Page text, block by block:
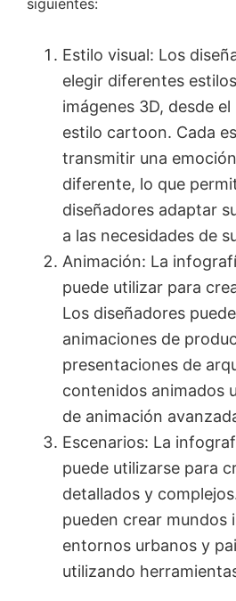
Estilo visual: Los
elegir diferentes
imágenes 3D, desde
estilo cartoon. Cada
transmitir una
diferente, lo que
diseñadores adaptar
a las necesidades de
Animación: La
puede utilizar para
Los diseñadores
animaciones de
presentaciones de
contenidos animados
de animación
Escenarios: La
puede utilizarse para
detallados y
pueden crear mundos
entornos urbanos y
utilizando